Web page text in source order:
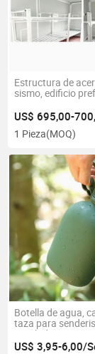
Estructura de
sismo, edificio
US$ 695,00-
1 Pieza(MOQ)
Botella de agua,
taza para
escalada
US$ 3,95-6,00/